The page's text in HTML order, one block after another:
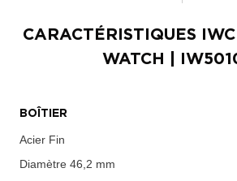
CARACTÉRISTIQUES
WATCH
|
BOÎTIER
Acier Fin
Diamètre 46,2 mm